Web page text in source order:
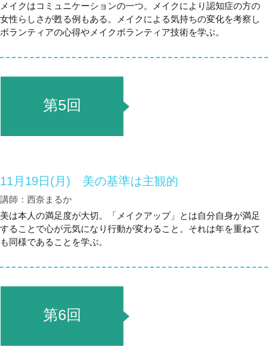
メイクはコミュニケーションの一つ。メイクにより認知症の方の
女性らしさが甦る例もある。メイクによる気持ちの変化を考察し
ボランティアの心得やメイクボランティア技術を学ぶ。
第5回
11月19日(月) 美の基準は主観的
講師：西奈まるか
美は本人の満足度が大切。「メイクアップ」とは自分自身が満足
することで心が元気になり行動が変わること。それは年を重ねて
も同様であることを学ぶ。
第6回